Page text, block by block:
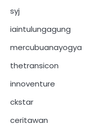
syj
iaintulungagung
mercubuanayogya
thetransicon
innoventure
ckstar
ceritawan